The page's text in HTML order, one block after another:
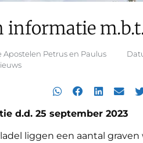
informatie
Apostelen Petrus en Paulus
d.d. 25 september 2023
liggen een aantal